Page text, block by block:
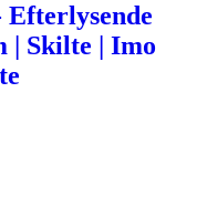
Efterlysende
| Skilte | Imo